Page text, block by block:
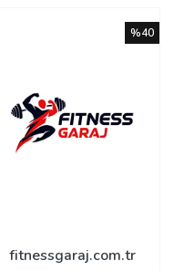
fitnessgaraj.com.tr
%40